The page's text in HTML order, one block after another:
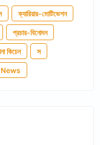
ক্যারিয়ার-মোটিভেশন
প্রচার-বিনোদন
কিচেন স